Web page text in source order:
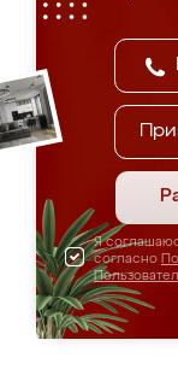
Я
согласно